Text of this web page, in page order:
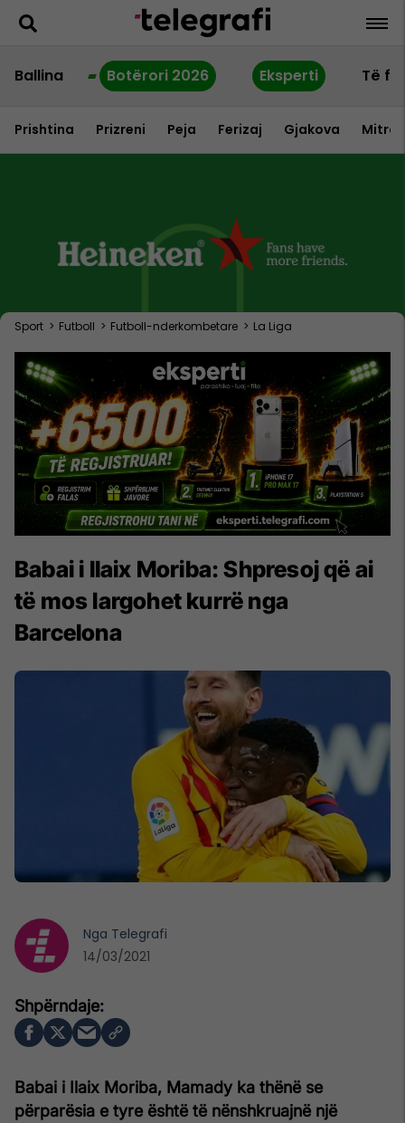
Ballina Botërori 2026 Eksperti Të
Prishtina Prizreni Peja Ferizaj Gjakova
Sport > Futboll > Futboll-nderkombetare > La Liga
Babai i Ilaix Moriba: Shpresoj që ai
të mos largohet kurrë nga
Barcelona
Babai i Ilaix Moriba, Mamady ka thënë se
përparësia e tyre është të nënshkruajnë një
Nga Telegrafi
14/03/2021